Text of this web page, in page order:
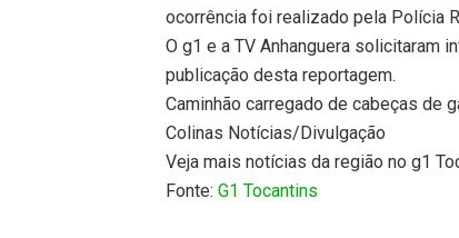
ocorrência foi realizado pela Polícia
O g1 e a TV Anhanguera solicitaram
publicação desta reportagem.
Caminhão carregado de cabeças de
Colinas Notícias/Divulgação
Veja mais notícias da região no g1
Fonte:G1 Tocantins